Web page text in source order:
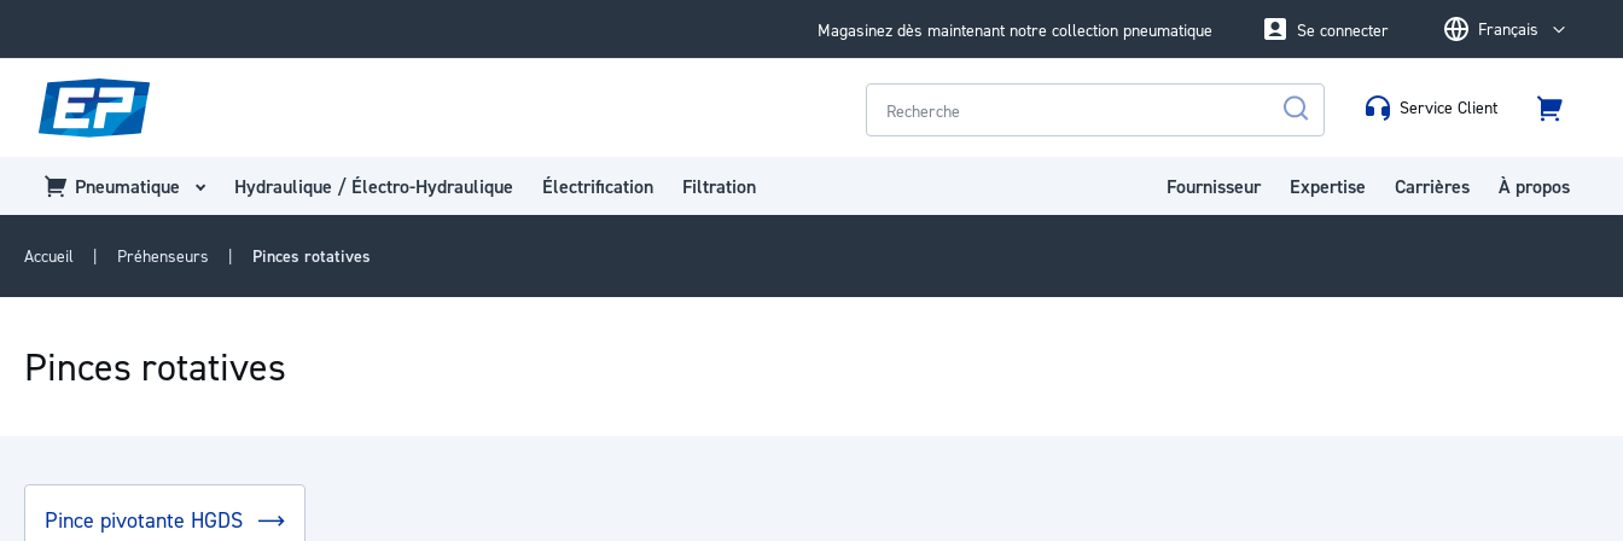
Magasinez dès maintenant notre collection pneumatique LanguageFrançais
Se connecter
Rechercher
Service Client
Panier
Pneumatique Hydraulique / Électro-Hydraulique Électrification Filtration Fournisseur Expertise Carrières À propos
Accueil Préhenseurs Pinces rotatives
Pinces rotatives
Pince pivotante HGDS